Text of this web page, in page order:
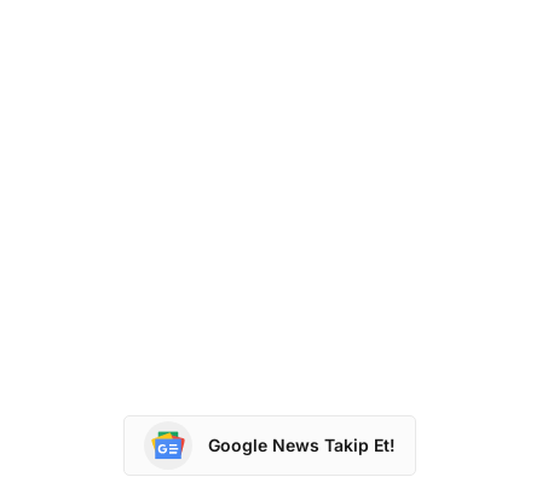
Google News Takip Et!